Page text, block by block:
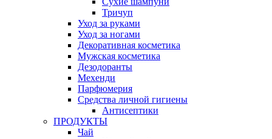
Тричуп
Уход за руками
Уход за ногами
Декоративная косметика
Мужская косметика
Дезодоранты
Мехенди
Парфюмерия
Средства личной гигиены
Антисептики
ПРОДУКТЫ
Чай